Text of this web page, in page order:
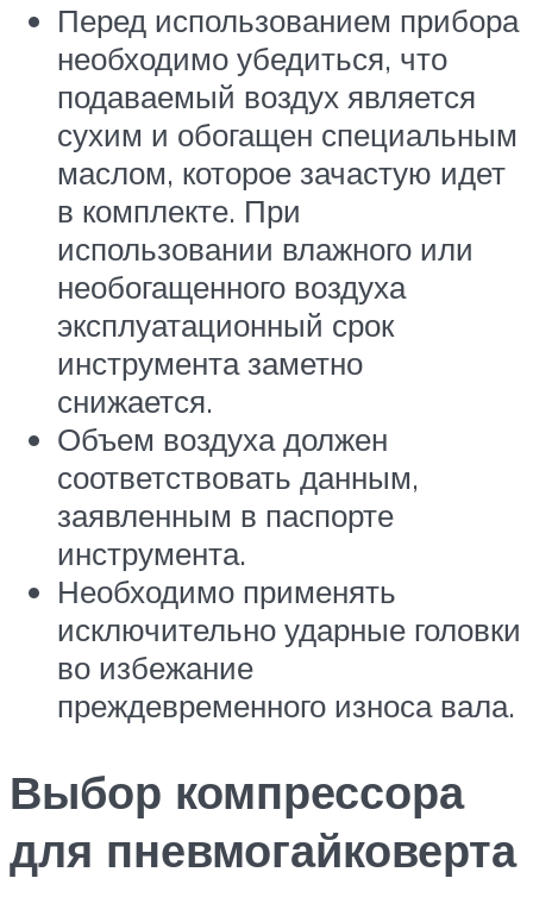
Перед использованием прибора
необходимо убедиться, что
подаваемый воздух является
сухим и обогащен специальным
маслом, которое зачастую идет
в комплекте. При
использовании влажного или
необогащенного воздуха
эксплуатационный срок
инструмента заметно
снижается.
Объем воздуха должен
соответствовать данным,
заявленным в паспорте
инструмента.
Необходимо применять
исключительно ударные головки
во избежание
преждевременного износа вала.
Выбор компрессора
для пневмогайковерта